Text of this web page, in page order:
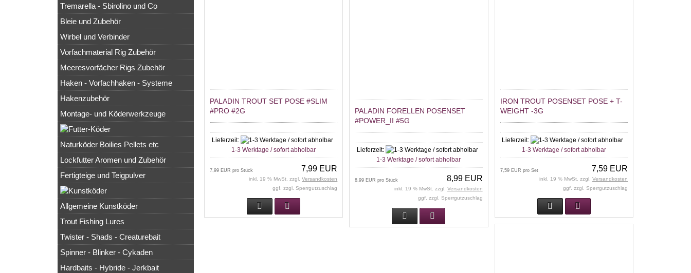
PALADIN TROUT SET POSE #SLIM
#PRO #2G
Lieferzeit:
1-3 Werktage / sofort abholbar
7,99 EUR
7,99 EUR pro Stück
inkl. 19 % MwSt. zzgl.Versandkosten
ggf. zzgl. Sperrgutzuschlag
PALADIN FORELLEN POSENSET
#POWER_II #5G
Lieferzeit:
1-3 Werktage / sofort abholbar
8,99 EUR
8,99 EUR pro Stück
inkl. 19 % MwSt. zzgl. Versandkosten
ggf. zzgl. Sperrgutzuschlag
IRON TROUT POSENSET POSE + T-
WEIGHT -3G
Lieferzeit:
1-3 Werktage / sofort abholbar
7,59 EUR
7,59 EUR pro Set
inkl. 19 % MwSt. zzgl. Versandkosten
ggf. zzgl. Sperrgutzuschlag
Tremarella - Sbirolino und Co
Bleie und Zubehör
Wirbel und Verbinder
Vorfachmaterial Rig Zubehör
Meeresvorfächer Rigs Zubehör
Haken - Vorfachhaken - Systeme
Hakenzubehör
Montage- und Köderwerkzeuge
Naturköder Boilies Pellets etc
Lockfutter Aromen und Zubehör
Fertigteige und Teigpulver
Allgemeine Kunstköder
Trout Fishing Lures
Twister - Shads - Creaturebait
Spinner - Blinker - Cykaden
Hardbaits - Hybride - Jerkbait